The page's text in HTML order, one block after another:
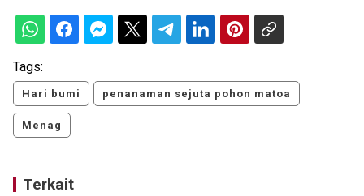
Tags:
Hari bumi penanaman sejuta pohon matoa
Menag
Terkait